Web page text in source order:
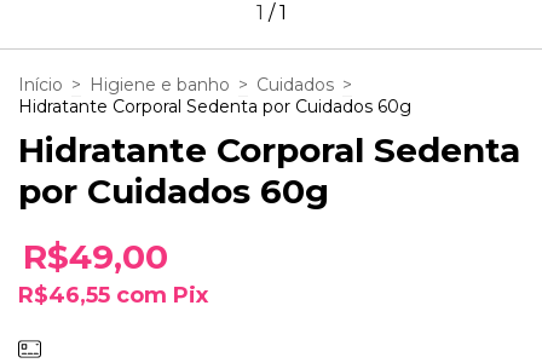
1 /1
Início > Higiene e banho > Cuidados >
Hidratante Corporal Sedenta por Cuidados 60g
Hidratante Corporal Sedenta
por Cuidados 60g
R$49,00
R$46,55 com Pix